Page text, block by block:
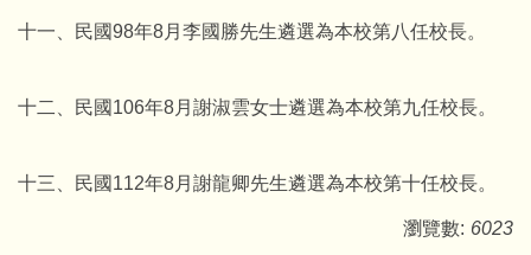
十一、民國98年8月李國勝先生遴選為本校第八任校長。
十二、民國106年8月謝淑雲女士遴選為本校第九任校長。
十三、民國112年8月謝龍卿先生遴選為本校第十任校長。
瀏覽數: 6023